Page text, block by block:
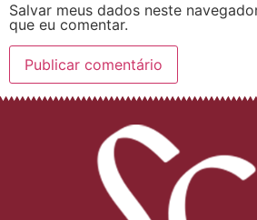
Salvar meus dados neste
que eu comentar.